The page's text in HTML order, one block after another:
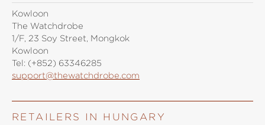
Kowloon
The Watchdrobe
1/F, 23 Soy Street, Mongkok
Kowloon
Tel: (+852) 63346285
support@thewatchdrobe.com
RETAILERS IN HUNGARY